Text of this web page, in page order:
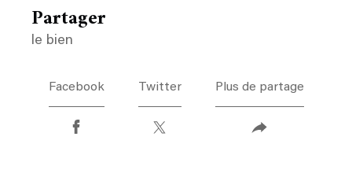
partager
le bien
Facebook Twitter Plus de partage